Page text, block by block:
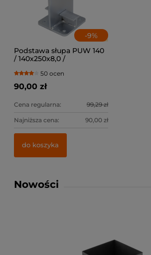
-9%
Podstawa słupa PUW 140
/ 140x250x8,0 /
50 ocen
90,00 zł
Cena regularna: 99,29 zł
Najniższa cena: 90,00 zł
do koszyka
Nowości